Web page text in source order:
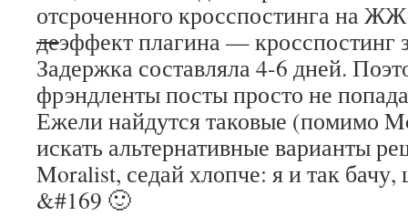
отсроченного кросспостинга на
деэффект плагина — кросспостинг
Задержка составляла 4-6 дней.
фрэндленты посты просто не
Ежели найдутся таковые (помимо
искать альтернативные варианты
Moralist, седай хлопче: я и так
&#169 🙂